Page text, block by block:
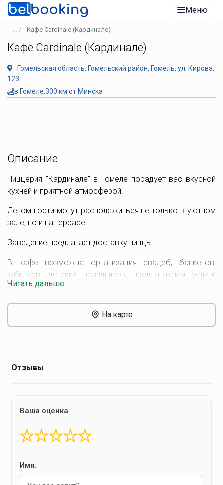
Меню
Кафе Cardinale (Кардинале)
Кафе Cardinale (Кардинале)
Гомельская область, Гомельский район, Гомель, ул. Кирова,
123
в Гомеле,300 км от Минска
Описание
Пиццерия "Кардинале" в Гомеле порадует вас вкусной
кухней и приятной атмосферой.
Летом гости могут расположиться не только в уютном
зале, но и на террасе.
Заведение предлагает доставку пиццы.
В кафе возможна организация свадеб, банкетов,
юбилеев, детских праздников, предлагаются услуги
кейтеринга.
Читать дальше
На карте
Отзывы
Ваша оценка
★
★
★
★
★
Имя: